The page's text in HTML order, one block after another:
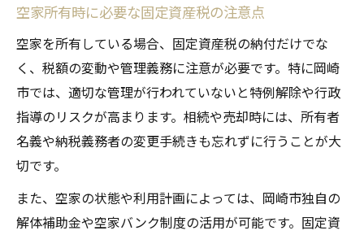
空家所有時に必要な固定資産税の注意点
空家を所有している場合、固定資産税の納付だけでな
く、税額の変動や管理義務に注意が必要です。特に岡崎
市では、適切な管理が行われていないと特例解除や行政
指導のリスクが高まります。相続や売却時には、所有者
名義や納税義務者の変更手続きも忘れずに行うことが大
切です。
また、空家の状態や利用計画によっては、岡崎市独自の
解体補助金や空家バンク制度の活用が可能です。固定資